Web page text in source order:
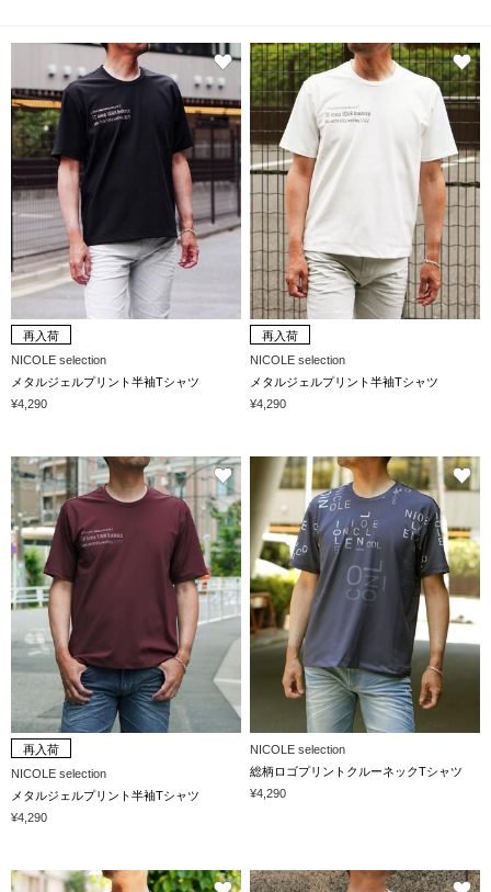
再入荷
NICOLE selection
メタルジェルプリント半袖Tシャツ
¥4,290
再入荷
NICOLE selection
メタルジェルプリント半袖Tシャツ
¥4,290
再入荷
NICOLE selection
メタルジェルプリント半袖Tシャツ
¥4,290
NICOLE selection
総柄ロゴプリントクルーネックTシャツ
¥4,290